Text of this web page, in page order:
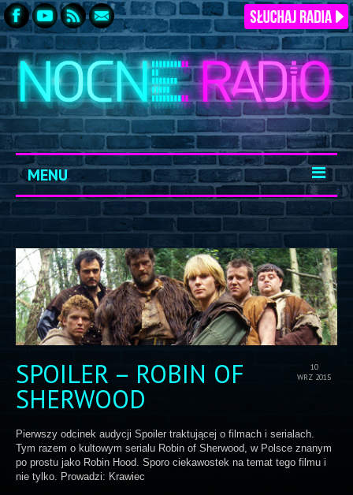
MENU
START
ARCHIWUM
KONTAKT
LOGOWANIE
10
WRZ 2015
SPOILER – ROBIN OF
SHERWOOD
Pierwszy odcinek audycji Spoiler traktującej o filmach i serialach.
Tym razem o kultowym serialu Robin of Sherwood, w Polsce znanym
po prostu jako Robin Hood. Sporo ciekawostek na temat tego filmu i
nie tylko. Prowadzi: Krawiec